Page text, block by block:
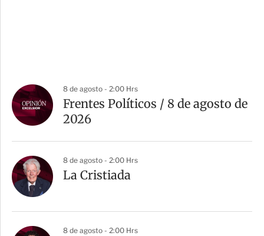
8 de agosto - 2:00 Hrs
Frentes Políticos / 8 de agosto de
2026
8 de agosto - 2:00 Hrs
La Cristiada
8 de agosto - 2:00 Hrs